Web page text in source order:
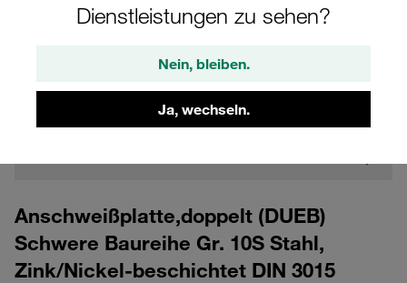
Dienstleistungen zu sehen?
Nein, bleiben.
Ja, wechseln.
Anschweißplatte,doppelt (DUEB)
Schwere Baureihe Gr. 10S Stahl,
Zink/Nickel-beschichtet DIN 3015